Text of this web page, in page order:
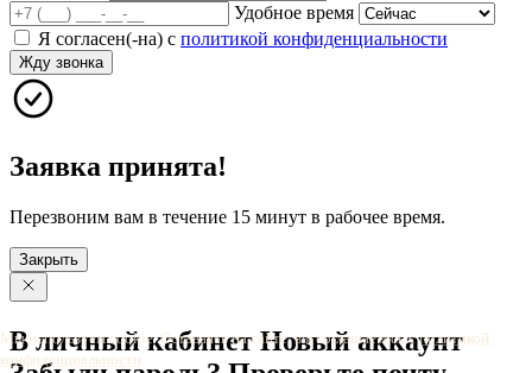
Удобное время
Я согласен(-на) с политикой конфиденциальности
Жду звонка
Заявка принята!
Перезвоним вам в течение 15 минут в рабочее время.
Закрыть
Мы используем cookie. Оставаясь на сайте, вы соглашаетесь сполитикой
конфиденциальности.
В личныйкабинет Новыйаккаунт